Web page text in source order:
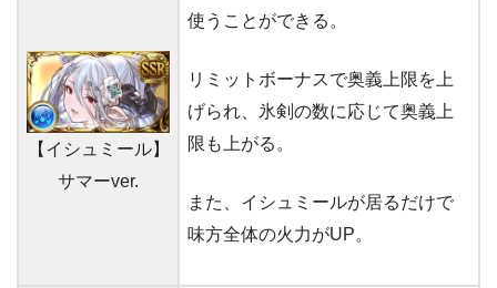
【イシュミール】
サマーver.
使うことができる。
リミットボーナスで奥義上限を上
げられ、氷剣の数に応じて奥義上
限も上がる。
また、イシュミールが居るだけで
味方全体の火力がUP。